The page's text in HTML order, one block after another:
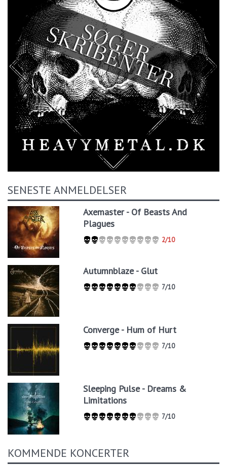
SENESTE ANMELDELSER
Axemaster - Of Beasts And
Plagues
2/10
Autumnblaze - Glut
7/10
Converge - Hum of Hurt
7/10
Sleeping Pulse - Dreams &
Limitations
7/10
KOMMENDE KONCERTER